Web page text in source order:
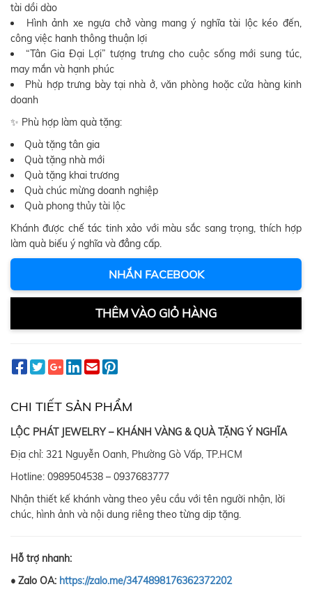
tài dồi dào
Hình ảnh xe ngựa chở vàng mang ý nghĩa tài lộc kéo đến,
công việc hanh thông thuận lợi
“Tân Gia Đại Lợi” tượng trưng cho cuộc sống mới sung túc,
may mắn và hạnh phúc
Phù hợp trưng bày tại nhà ở, văn phòng hoặc cửa hàng kinh
doanh
✨ Phù hợp làm quà tặng:
Quà tặng tân gia
Quà tặng nhà mới
Quà tặng khai trương
Quà chúc mừng doanh nghiệp
Quà phong thủy tài lộc
Khánh được chế tác tinh xảo với màu sắc sang trọng, thích hợp
làm quà biếu ý nghĩa và đẳng cấp.
NHẮN FACEBOOK
THÊM VÀO GIỎ HÀNG
CHI TIẾT SẢN PHẨM
LỘC PHÁT JEWELRY – KHÁNH VÀNG & QUÀ TẶNG Ý NGHĨA
Địa chỉ: 321 Nguyễn Oanh, Phường Gò Vấp, TP.HCM
Hotline: 0989504538 – 0937683777
Nhận thiết kế khánh vàng theo yêu cầu với tên người nhận, lời
chúc, hình ảnh và nội dung riêng theo từng dịp tặng.
Hỗ trợ nhanh:
• Zalo OA: https://zalo.me/3474898176362372202